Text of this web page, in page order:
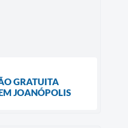
GRATUITA
JOANÓPOLIS